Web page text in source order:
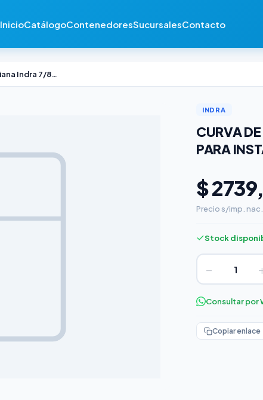
InicioCatálogoContenedoresSucursalesContacto
Curva de Hierro Liviana Indra 7/8'' para Instalación Eléctrica
INDRA
CURVA
PARA
$
Precio s/imp.
Stock
−
Consultar por
Copiar enlace